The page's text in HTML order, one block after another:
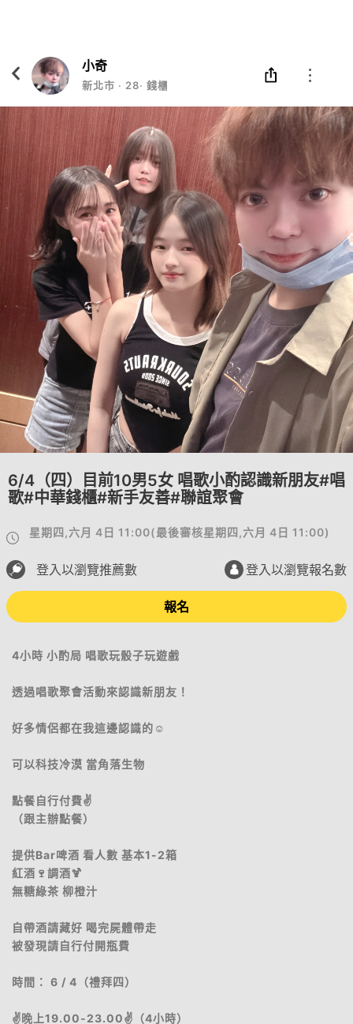
小奇
新北市 ‧ 28‧ 錢櫃知名主辦❤️
6/4（四）目前10男5女 唱歌小酌認識新朋友#唱
歌#中華錢櫃#新手友善#聯誼聚會
星期四,六月 4日 11:00(最後審核星期四,六月 4日 11:00)
登入以瀏覽推薦數 登入以瀏覽報名數
報名
4小時 小酌局 唱歌玩骰子玩遊戲
透過唱歌聚會活動來認識新朋友！
好多情侶都在我這邊認識的☺️
可以科技冷漠 當角落生物
點餐自行付費✌️
（跟主辦點餐）
提供Bar啤酒 看人數 基本1-2箱
紅酒🍷調酒🍹
無糖綠茶 柳橙汁
自帶酒請藏好 喝完屍體帶走
被發現請自行付開瓶費
時間： 6 / 4（禮拜四）
✌️晚上19.00-23.00✌️（4小時）